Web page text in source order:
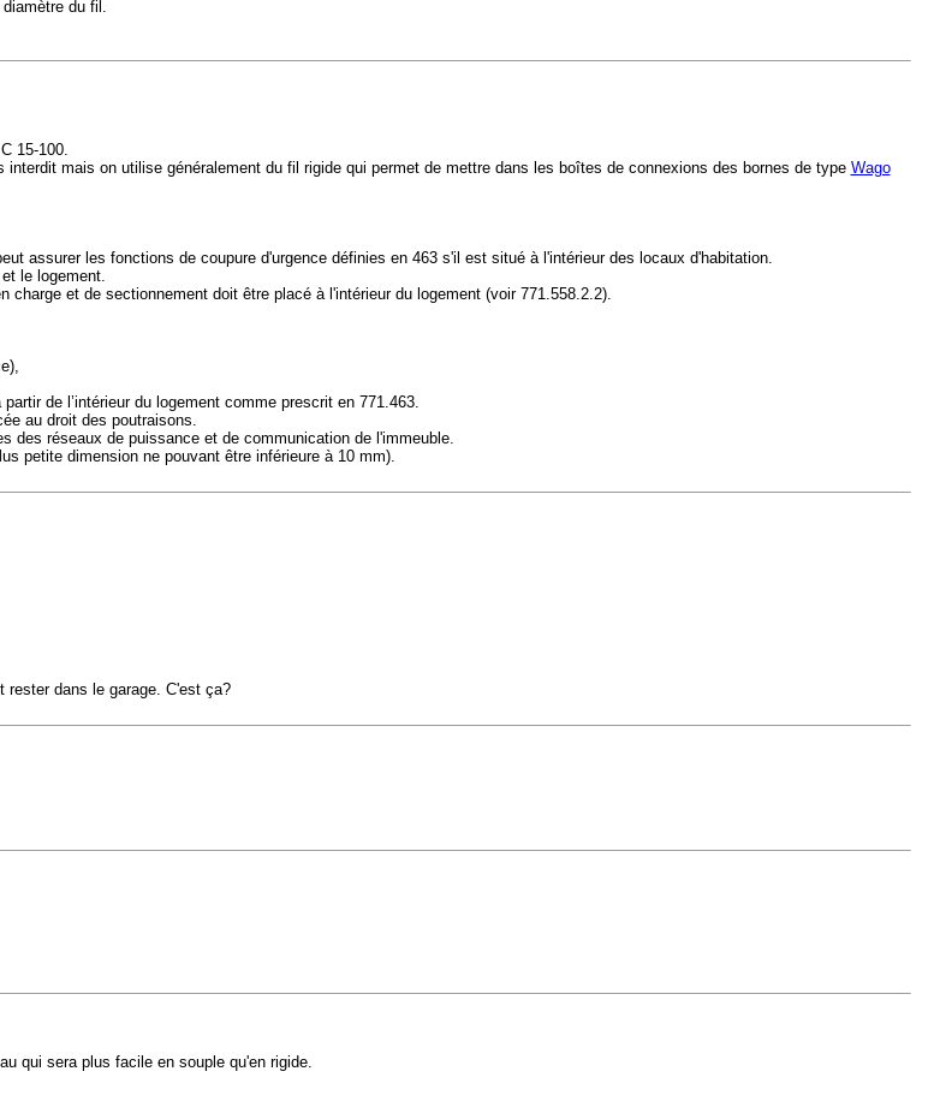
du fil.
15-100.
mais on utilise généralement du fil rigide qui permet de mettre dans les boîtes de connexions des bornes de type Wago
assurer les fonctions de coupure d'urgence définies en 463 s'il est situé à l'intérieur des locaux d'habitation.
le logement.
et de sectionnement doit être placé à l'intérieur du logement (voir 771.558.2.2).
de l’intérieur du logement comme prescrit en 771.463.
au droit des poutraisons.
des réseaux de puissance et de communication de l'immeuble.
petite dimension ne pouvant être inférieure à 10 mm).
rester dans le garage. C'est ça?
qui sera plus facile en souple qu'en rigide.